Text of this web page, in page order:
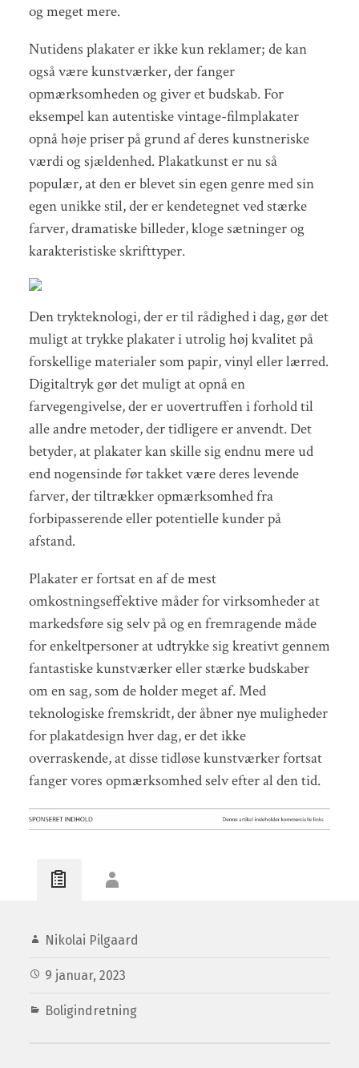
og meget mere.
Nutidens plakater er ikke kun reklamer; de kan
også være kunstværker, der fanger
opmærksomheden og giver et budskab. For
eksempel kan autentiske vintage-filmplakater
opnå høje priser på grund af deres kunstneriske
værdi og sjældenhed. Plakatkunst er nu så
populær, at den er blevet sin egen genre med sin
egen unikke stil, der er kendetegnet ved stærke
farver, dramatiske billeder, kloge sætninger og
karakteristiske skrifttyper.
Den trykteknologi, der er til rådighed i dag, gør det
muligt at trykke plakater i utrolig høj kvalitet på
forskellige materialer som papir, vinyl eller lærred.
Digitaltryk gør det muligt at opnå en
farvegengivelse, der er uovertruffen i forhold til
alle andre metoder, der tidligere er anvendt. Det
betyder, at plakater kan skille sig endnu mere ud
end nogensinde før takket være deres levende
farver, der tiltrækker opmærksomhed fra
forbipasserende eller potentielle kunder på
afstand.
Plakater er fortsat en af de mest
omkostningseffektive måder for virksomheder at
markedsføre sig selv på og en fremragende måde
for enkeltpersoner at udtrykke sig kreativt gennem
fantastiske kunstværker eller stærke budskaber
om en sag, som de holder meget af. Med
teknologiske fremskridt, der åbner nye muligheder
for plakatdesign hver dag, er det ikke
overraskende, at disse tidløse kunstværker fortsat
fanger vores opmærksomhed selv efter al den tid.
Nikolai Pilgaard
9 januar, 2023
Boligindretning